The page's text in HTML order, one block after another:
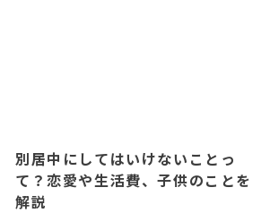
別居中にしてはいけないことっ
て？恋愛や生活費、子供のことを
解説